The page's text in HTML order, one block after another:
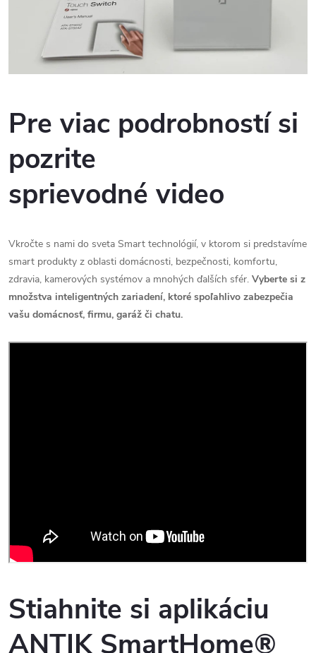
Pre viac podrobností si
pozrite
sprievodné video
Vkročte s nami do sveta Smart technológií, v ktorom si predstavíme
smart produkty z oblasti domácnosti, bezpečnosti, komfortu,
zdravia, kamerových systémov a mnohých ďalších sfér. Vyberte si z
množstva inteligentných zariadení, ktoré spoľahlivo zabezpečia
vašu domácnosť, firmu, garáž či chatu.
Stiahnite si aplikáciu
ANTIK SmartHome®